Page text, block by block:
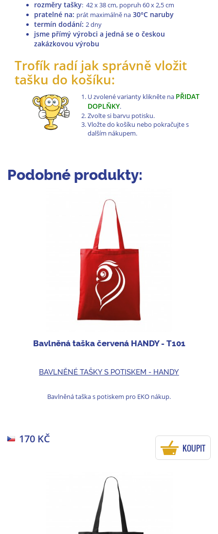
rozměry tašky: 42 x 38 cm, popruh 60 x 2,5 cm
pratelné na: prát maximálně na 30°C naruby
termín dodání: 2 dny
jsme přímý výrobci a jedná se o českou
zakázkovou výrobu
Trofík radí jak správně vložit
tašku do košíku:
U zvolené varianty klikněte na PŘIDAT
DOPLŇKY.
Zvolte si barvu potisku.
Vložte do košíku nebo pokračujte s
dalším nákupem.
Podobné produkty:
Bavlněná taška červená HANDY - T101
BAVLNĚNÉ TAŠKY S POTISKEM - HANDY
Bavlněná taška s potiskem pro EKO nákup.
170 KČ
KOUPIT